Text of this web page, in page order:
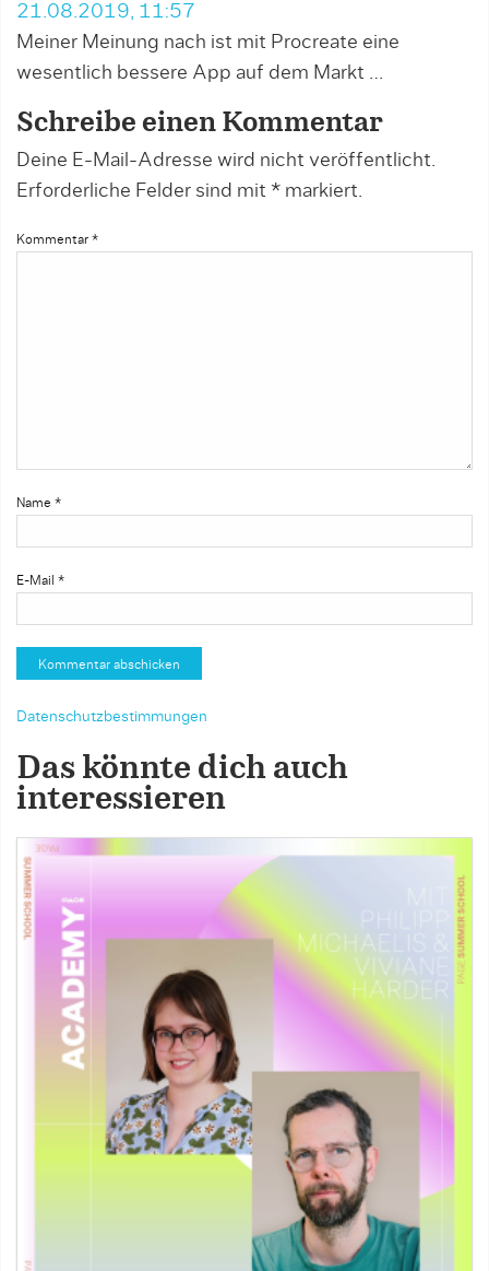
21.08.2019, 11:57
Meiner Meinung nach ist mit Procreate eine
wesentlich bessere App auf dem Markt …
Schreibe einen Kommentar
Deine E-Mail-Adresse wird nicht veröffentlicht.
Erforderliche Felder sind mit * markiert.
Kommentar *
Name *
E-Mail *
Datenschutzbestimmungen
Das könnte dich auch
interessieren